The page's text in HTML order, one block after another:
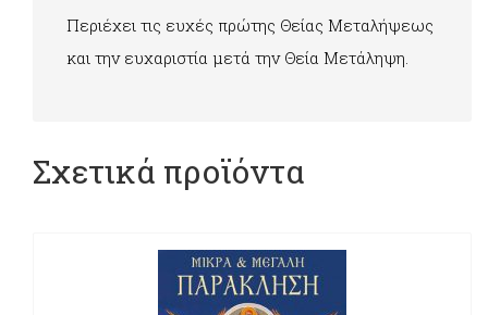
Περιέχει τις ευχές πρώτης Θείας Μεταλήψεως
και την ευχαριστία μετά την Θεία Μετάληψη.
Σχετικά προϊόντα